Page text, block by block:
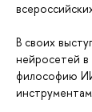
В своих
нейросетей в
философию